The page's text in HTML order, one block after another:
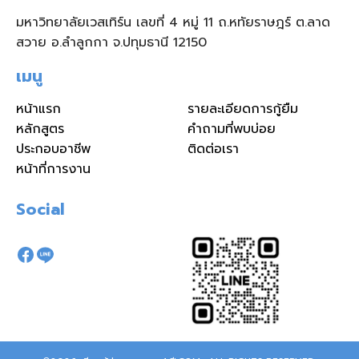
มหาวิทยาลัยเวสเทิร์น เลขที่ 4 หมู่ 11 ถ.หทัยราษฎร์ ต.ลาด
สวาย อ.ลำลูกกา จ.ปทุมธานี 12150
เมนู
หน้าแรก
หลักสูตร
ประกอบอาชีพ
หน้าที่การงาน
รายละเอียดการกู้ยืม
คำถามที่พบบ่อย
ติดต่อเรา
Social